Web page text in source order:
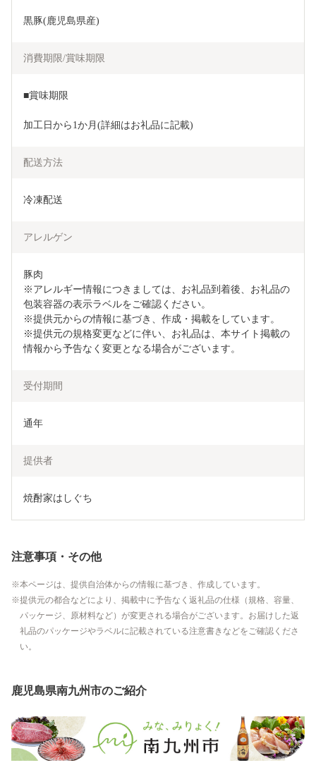
黒豚(鹿児島県産)
消費期限/賞味期限
■賞味期限
加工日から1か月(詳細はお礼品に記載)
配送方法
冷凍配送
アレルゲン
豚肉
※アレルギー情報につきましては、お礼品到着後、お礼品の
包装容器の表示ラベルをご確認ください。
※提供元からの情報に基づき、作成・掲載をしています。
※提供元の規格変更などに伴い、お礼品は、本サイト掲載の
情報から予告なく変更となる場合がございます。
受付期間
通年
提供者
焼酎家はしぐち
注意事項・その他
本ページは、提供自治体からの情報に基づき、作成しています。
提供元の都合などにより、掲載中に予告なく返礼品の仕様（規格、容量、
パッケージ、原材料など）が変更される場合がございます。お届けした返
礼品のパッケージやラベルに記載されている注意書きなどをご確認くださ
い。
鹿児島県南九州市のご紹介